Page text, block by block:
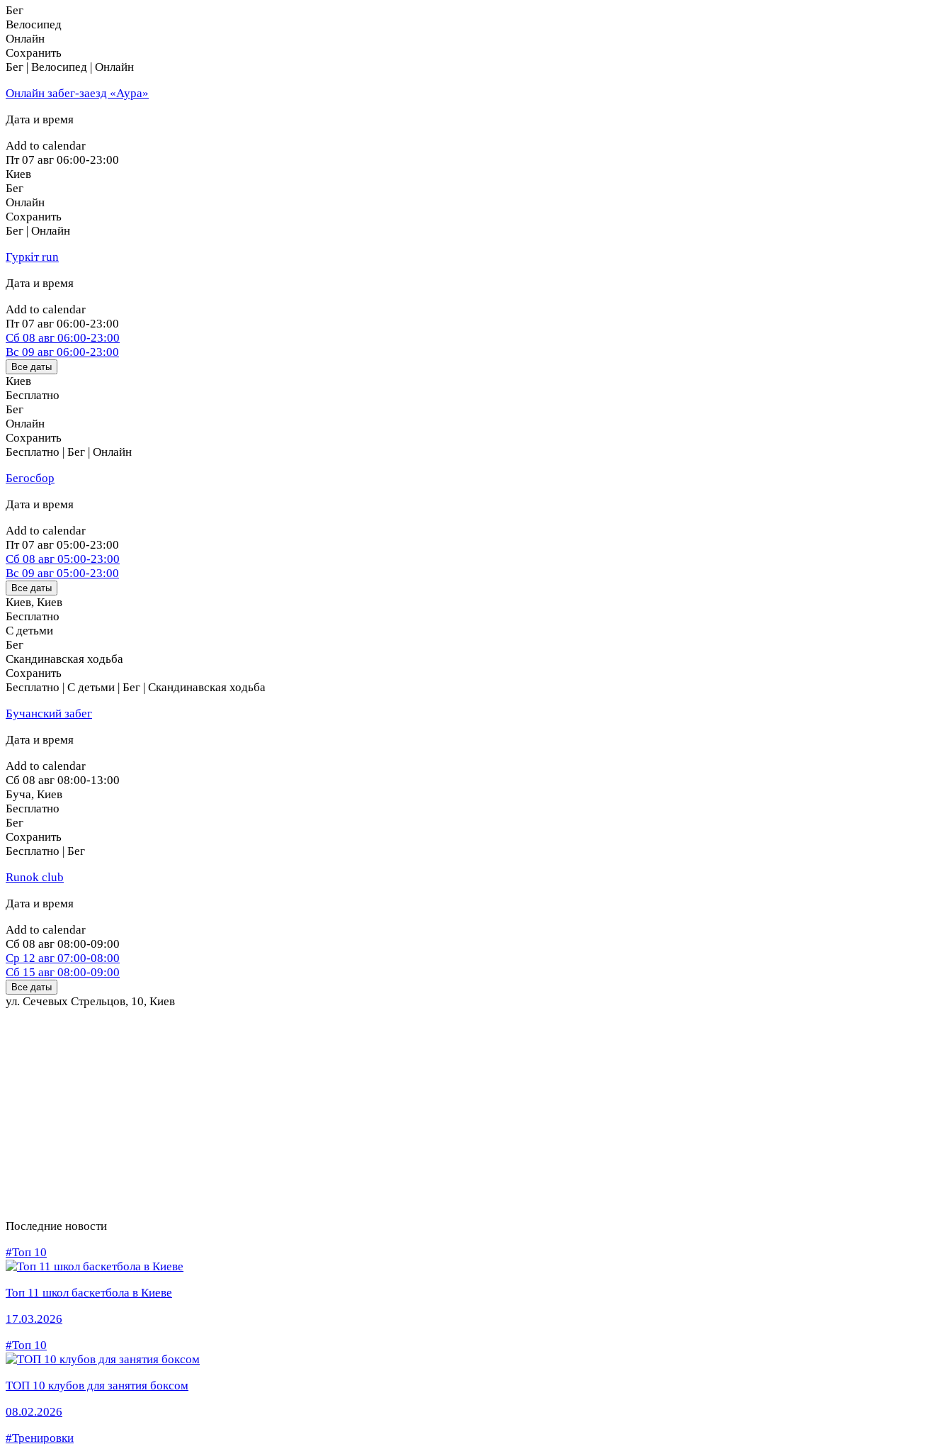
Бег
Велосипед
Онлайн
Сохранить
Бег | Велосипед | Онлайн
Онлайн забег-заезд «Аура»
Дата и время
Add to calendar
Пт 07 авг 06:00-23:00
Киев
Бег
Онлайн
Сохранить
Бег | Онлайн
Гуркіт run
Дата и время
Add to calendar
Пт 07 авг 06:00-23:00
Сб 08 авг 06:00-23:00
Вс 09 авг 06:00-23:00
Все даты
Киев
Бесплатно
Бег
Онлайн
Сохранить
Бесплатно | Бег | Онлайн
Бегосбор
Дата и время
Add to calendar
Пт 07 авг 05:00-23:00
Сб 08 авг 05:00-23:00
Вс 09 авг 05:00-23:00
Все даты
Киев, Киев
Бесплатно
С детьми
Бег
Скандинавская ходьба
Сохранить
Бесплатно | С детьми | Бег | Скандинавская ходьба
Бучанский забег
Дата и время
Add to calendar
Сб 08 авг 08:00-13:00
Буча, Киев
Бесплатно
Бег
Сохранить
Бесплатно | Бег
Runok club
Дата и время
Add to calendar
Сб 08 авг 08:00-09:00
Ср 12 авг 07:00-08:00
Сб 15 авг 08:00-09:00
Все даты
ул. Сечевых Стрельцов, 10, Киев
Последние новости
#Топ 10
Топ 11 школ баскетбола в Киеве
17.03.2026
#Топ 10
ТОП 10 клубов для занятия боксом
08.02.2026
#Тренировки